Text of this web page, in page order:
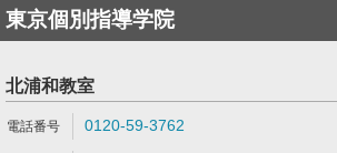
東京個別指導学院
北浦和教室
0120-59-3762